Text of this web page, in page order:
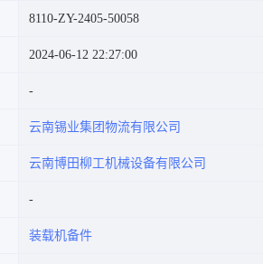
8110-ZY-2405-50058
2024-06-12 22:27:00
云南锡业集团物流有限公司
云南博田柳工机械设备有限公司
装载机备件